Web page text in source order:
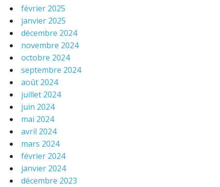
février 2025
janvier 2025
décembre 2024
novembre 2024
octobre 2024
septembre 2024
août 2024
juillet 2024
juin 2024
mai 2024
avril 2024
mars 2024
février 2024
janvier 2024
décembre 2023